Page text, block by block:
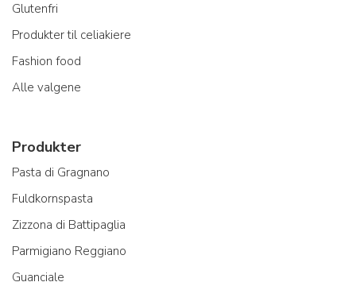
Glutenfri
Produkter til celiakiere
Fashion food
Alle valgene
Produkter
Pasta di Gragnano
Fuldkornspasta
Zizzona di Battipaglia
Parmigiano Reggiano
Guanciale